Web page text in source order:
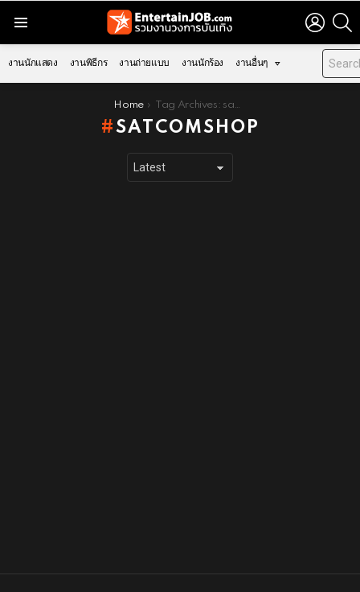
LOGIN
งานนักแสดง งานพิธีกร งานถ่ายแบบ งานนักร้อง งานอื่นๆ
Home Tag Archives: satcomshop
SATCOMSHOP